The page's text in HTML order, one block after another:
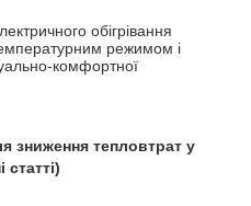
обігрівання
режимом і
комфортної
зниження тепловтрат у
статті)